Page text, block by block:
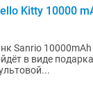
Kitty 10000
Sanrio